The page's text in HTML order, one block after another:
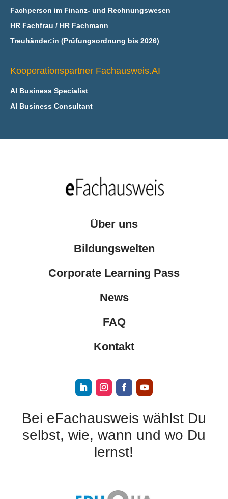
Fachperson im Finanz- und Rechnungswesen
HR Fachfrau / HR Fachmann
Treuhänder:in (Prüfungsordnung bis 2026)
Kooperationspartner Fachausweis.AI
AI Business Specialist
AI Business Consultant
Über uns
Bildungswelten
Corporate Learning Pass
News
FAQ
Kontakt
Bei eFachausweis wählst Du
selbst, wie, wann und wo Du
lernst!